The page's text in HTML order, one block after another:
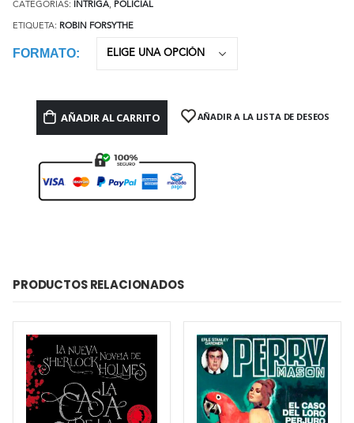
CATEGORÍAS: INTRIGA, POLICIAL
ETIQUETA: ROBIN FORSYTHE
FORMATO
AÑADIR AL CARRITO AÑADIR A LA LISTA DE DESEOS
PRODUCTOS RELACIONADOS